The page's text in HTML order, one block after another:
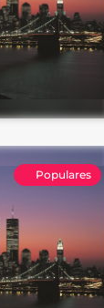
Populares